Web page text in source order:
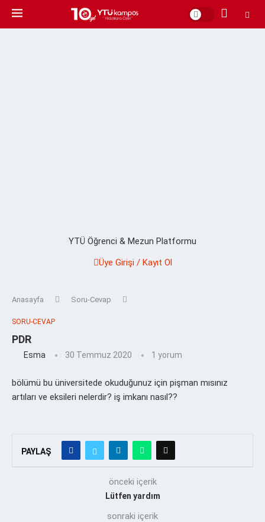
YTÜ Öğrenci & Mezun Platformu
Üye Girişi / Kayıt Ol
Anasayfa Soru-Cevap
SORU-CEVAP
PDR
Esma 30 Temmuz 2020 1 yorum
bölümü bu üniversitede okuduğunuz için pişman mısınız
artıları ve eksileri nelerdir? iş imkanı nasıl??
PAYLAŞ
önceki içerik
Lütfen yardım
sonraki içerik